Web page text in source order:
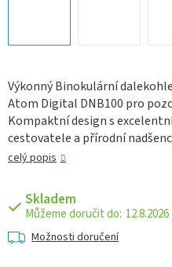
Výkonný Binokulární
Atom Digital DNB100 pro
Kompaktní design s
cestovatele a přírodní
celý popis
Skladem
12.8.2026
Možnosti doručení